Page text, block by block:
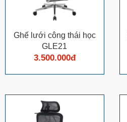
Ghế lưới công thái học
GLE21
3.500.000đ